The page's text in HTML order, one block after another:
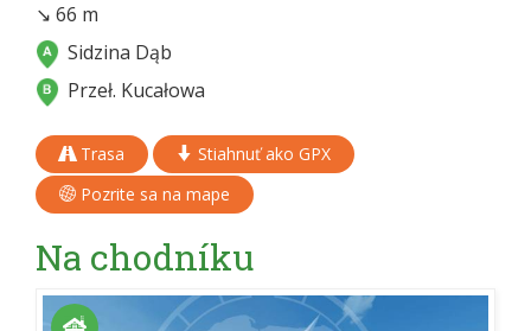
↘ 66 m
Sidzina Dąb
Przeł. Kucałowa
Trasa
Stiahnuť ako GPX
Pozrite sa na mape
Na chodníku